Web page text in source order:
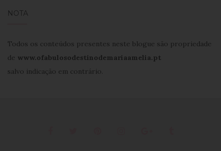
NOTA
Todos os conteúdos presentes neste blogue são propriedade
de www.ofabulosodestinodemariaamelia.pt
salvo indicação em contrário.